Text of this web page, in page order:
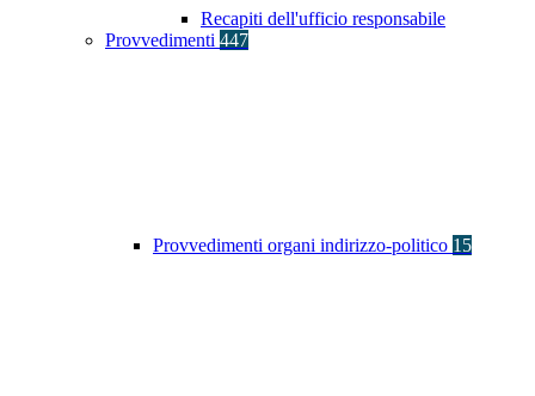
Recapiti dell'ufficio responsabile
Provvedimenti 447
Provvedimenti organi indirizzo-politico 15